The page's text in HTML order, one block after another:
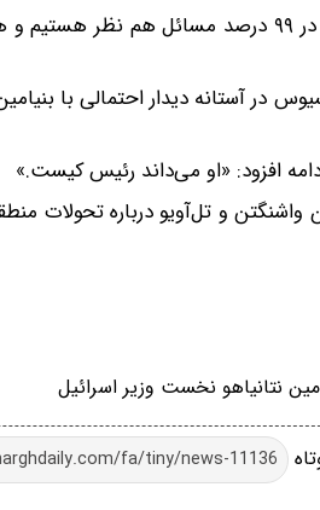
نخست‌ وزیر رژیم صهیونیستی در ادامه مدعی شد:«من و رئیس‌جمهور ترامپ در
در آستانه دیدار احتمالی با
افزود: «او می‌داند رئیس کیست.»
و تل‌آویو درباره تحولات
نتانیاهو نخست وزیر اسرائیل